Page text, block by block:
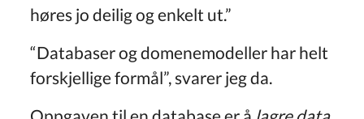
høres jo deilig og enkelt ut.”
“Databaser og domenemodeller har helt
forskjellige formål”, svarer jeg da.